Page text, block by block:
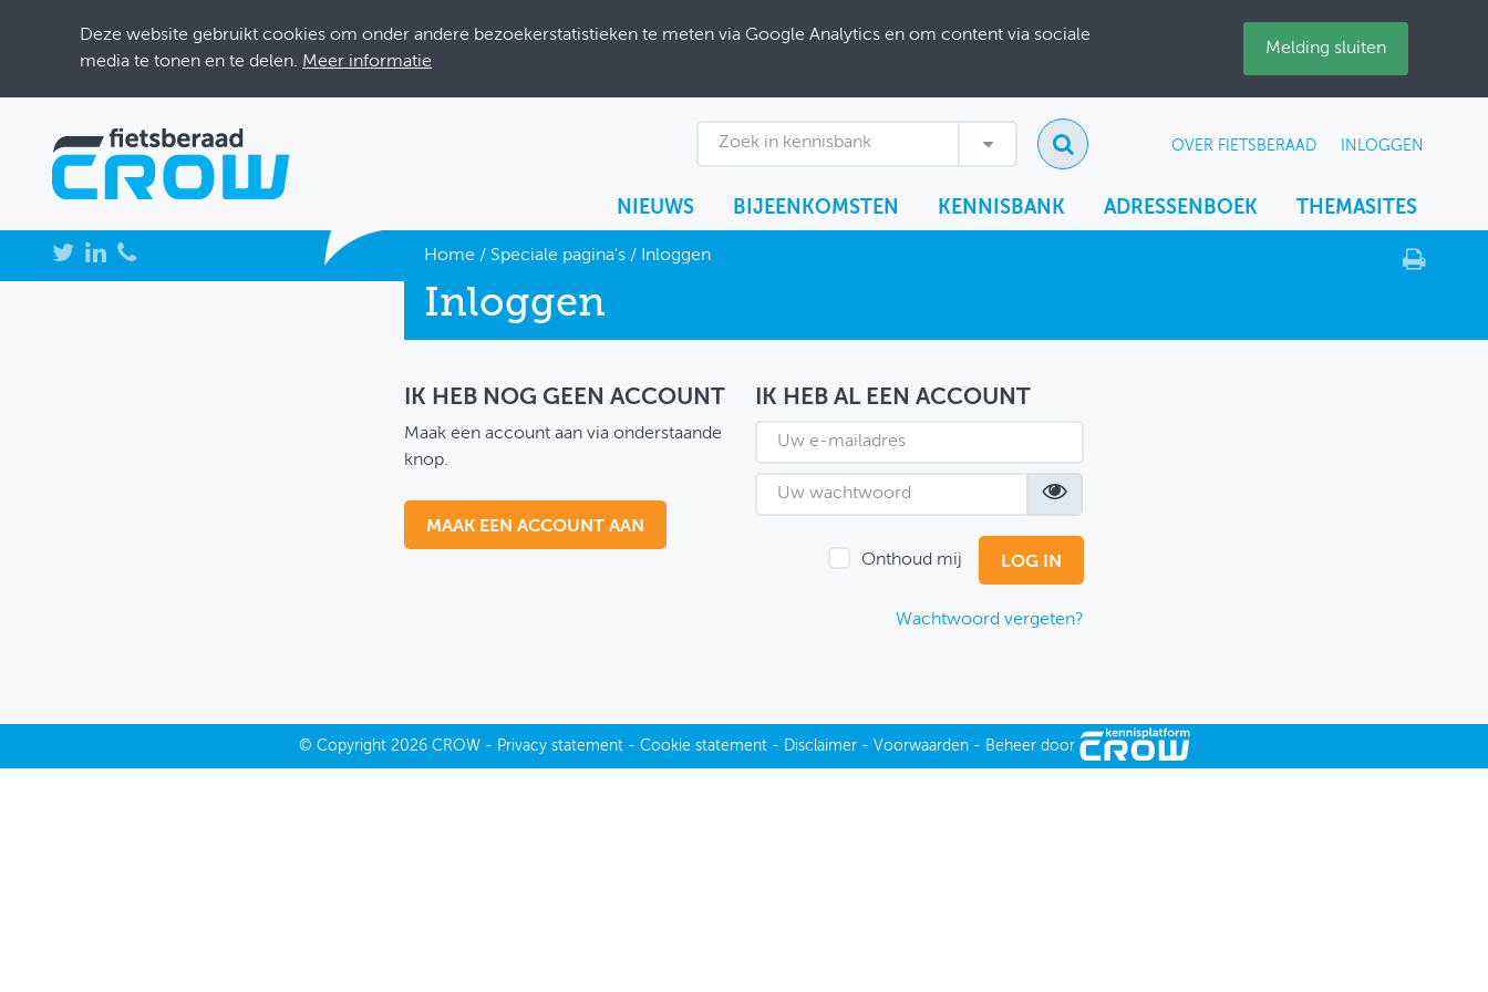
Deze website gebruikt cookies om onder andere bezoekerstatistieken te meten via Google Analytics en om content via sociale
media te tonen en te delen. Meer informatie
Melding sluiten
Zoek in kennisbank OVER FIETSBERAAD INLOGGEN
NIEUWS BIJEENKOMSTEN KENNISBANK ADRESSENBOEK THEMASITES
NIEUWS Home / Speciale pagina's/ Inloggen
Inloggen
IK HEB NOG GEEN ACCOUNT
Maak een account aan via onderstaande
knop.
MAAK EEN ACCOUNT AAN
IK HEB AL EEN ACCOUNT
Onthoud mij
Wachtwoord vergeten?
© Copyright2026 CROW - Privacy statement- Cookie statement- Disclaimer- Voorwaarden - Beheer door